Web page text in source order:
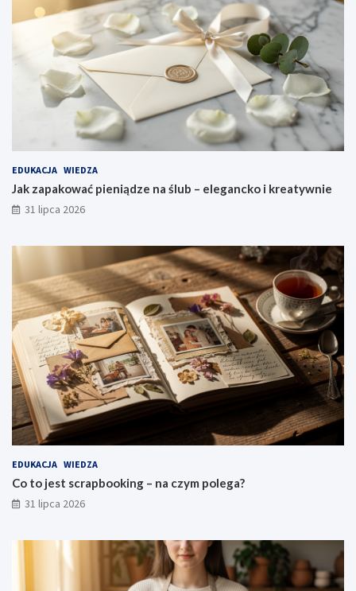
EDUKACJA WIEDZA
Jak zapakować pieniądze na ślub – elegancko i kreatywnie
31 lipca 2026
EDUKACJA WIEDZA
Co to jest scrapbooking – na czym polega?
31 lipca 2026